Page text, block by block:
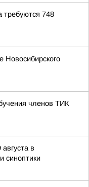
требуются 748
Новосибирского
членов ТИК
в
синоптики